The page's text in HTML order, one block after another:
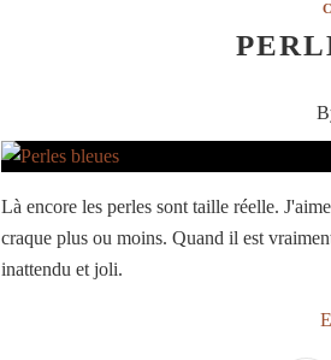
Là encore les perles sont taille réelle.
craque plus ou moins. Quand il est
inattendu et joli.